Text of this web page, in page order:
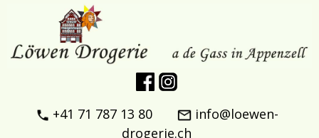
+41 71 787 13 80
info@loewen-
drogerie.ch